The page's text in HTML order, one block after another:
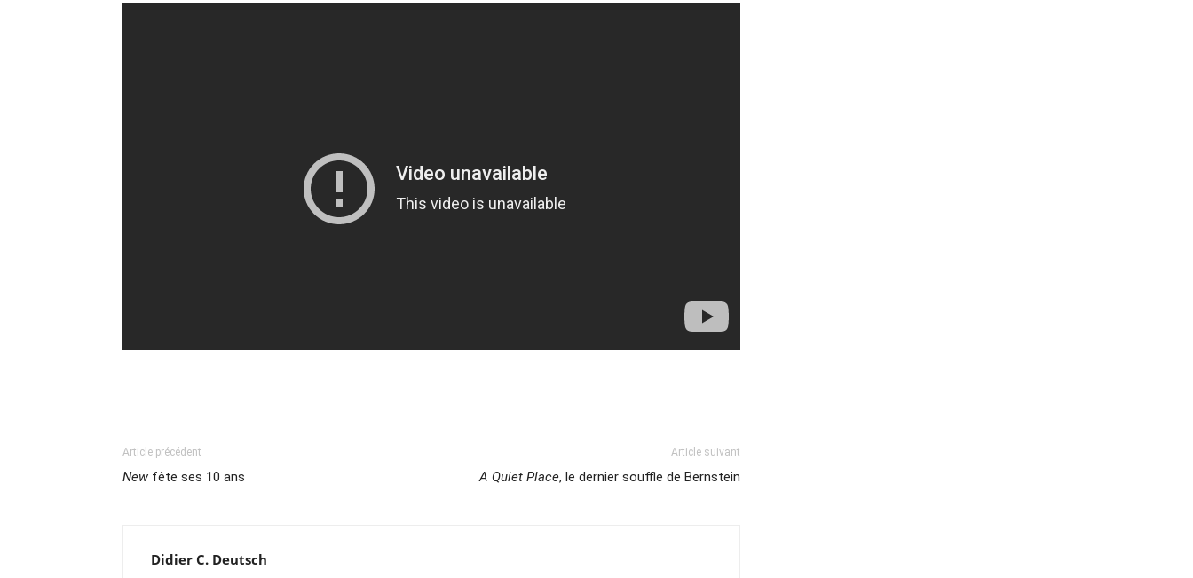
Article précédent
New fête ses 10 ans
Article suivant
A Quiet Place, le dernier souffle de Bernstein
Didier C. Deutsch